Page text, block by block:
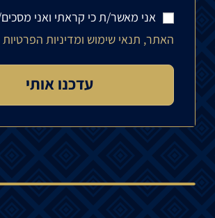
אני מאשר/ת כי קראתי ואני
האתר, תנאי שימוש ומדיניות הפרטיות